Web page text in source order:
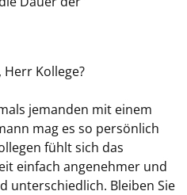
Kollege?
jemanden mit einem
mag es so persönlich
fühlt sich das
einfach angenehmer und
unterschiedlich. Bleiben Sie